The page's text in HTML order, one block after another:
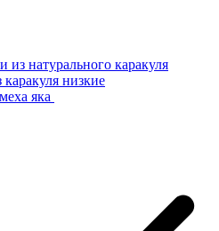
из натурального каракуля
низкие
яка